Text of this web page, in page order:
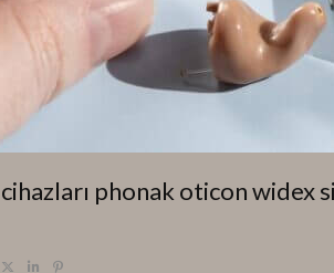
phonak oticon widex